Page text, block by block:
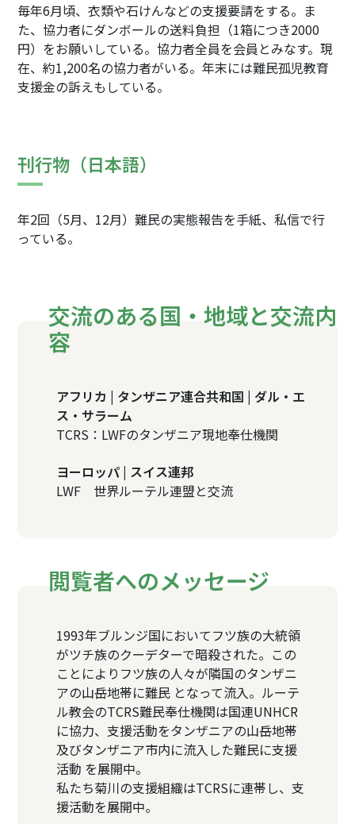
毎年6月頃、衣類や石けんなどの支援要請をする。ま
た、協力者にダンボールの送料負担（1箱につき2000
円）をお願いしている。協力者全員を会員とみなす。現
在、約1,200名の協力者がいる。年末には難民孤児教育
支援金の訴えもしている。
刊行物（日本語）
年2回（5月、12月）難民の実態報告を手紙、私信で行
っている。
交流のある国・地域と交流内
容
アフリカ | タンザニア連合共和国 | ダル・エ
ス・サラーム
TCRS：LWFのタンザニア現地奉仕機関
ヨーロッパ | スイス連邦
LWF 世界ルーテル連盟と交流
閲覧者へのメッセージ
1993年ブルンジ国においてフツ族の大統領
がツチ族のクーデターで暗殺された。この
ことによりフツ族の人々が隣国のタンザニ
アの山岳地帯に難民 となって流入。ルーテ
ル教会のTCRS難民奉仕機関は国連UNHCR
に協力、支援活動をタンザニアの山岳地帯
及びタンザニア市内に流入した難民に支援
活動 を展開中。
私たち菊川の支援組織はTCRSに連帯し、支
援活動を展開中。